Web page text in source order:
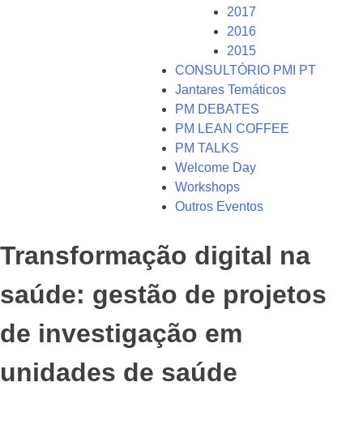
2017
2016
2015
CONSULTÓRIO PMI PT
Jantares Temáticos
PM DEBATES
PM LEAN COFFEE
PM TALKS
Welcome Day
Workshops
Outros Eventos
Transformação digital na
saúde: gestão de projetos
de investigação em
unidades de saúde